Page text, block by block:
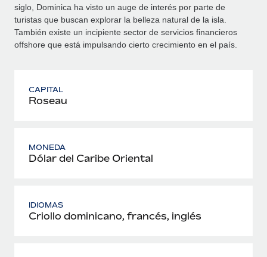
siglo, Dominica ha visto un auge de interés por parte de
turistas que buscan explorar la belleza natural de la isla.
También existe un incipiente sector de servicios financieros
offshore que está impulsando cierto crecimiento en el país.
CAPITAL
Roseau
MONEDA
Dólar del Caribe Oriental
IDIOMAS
Criollo dominicano, francés, inglés